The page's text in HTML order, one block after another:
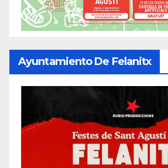
Ayuntamiento De Felanitx